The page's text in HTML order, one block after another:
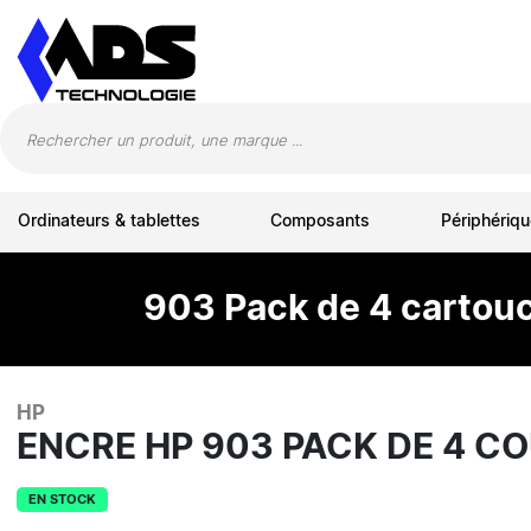
Ordinateurs & tablettes Composants
903 Pack de 4
HP
ENCRE HP 903 PACK DE 4
EN STOCK